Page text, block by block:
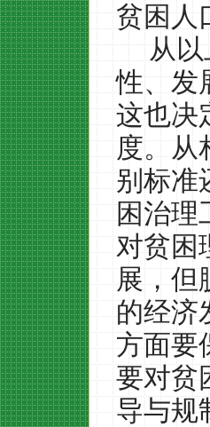
贫困人
从
性、发
这也决
度。从
别标准
困治理
对贫困
展，但
的经济
方面要
要对贫
导与规